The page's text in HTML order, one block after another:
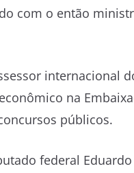
com o então
internacional
na
públicos.
federal Eduardo